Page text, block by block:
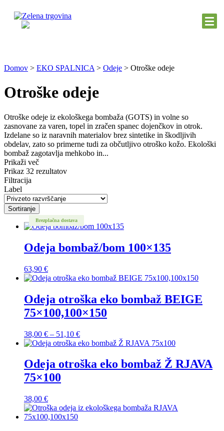
Domov > EKO SPALNICA > Odeje > Otroške odeje
Otroške odeje
Otroške odeje iz ekološkega bombaža (GOTS) in volne so
zasnovane za varen, topel in zračen spanec dojenčkov in otrok.
Izdelane so iz naravnih materialov brez sintetike in škodljivih
obdelav, zato so primerne tudi za občutljivo otroško kožo. Ekološki
bombaž zagotavlja mehkobo in...
Prikaži več
Prikaz 32 rezultatov
Filtracija
Label
Sortiranje
Brezplačna dostava
Odeja bombaž/bom 100×135
63,90 €
Odeja otroška eko bombaž BEIGE
75×100,100×150
38,00 € – 51,10 €Cenovni
razpon:
38,00 €
do
Odeja otroška eko bombaž Ž RJAVA
75×100
38,00 €